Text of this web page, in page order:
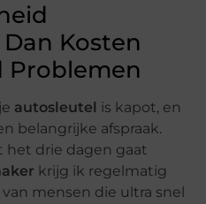
Kosten
Problemen
autosleutel is kapot, en
belangrijke afspraak.
het drie dagen gaat
krijg ik regelmatig
mensen die ultra snel